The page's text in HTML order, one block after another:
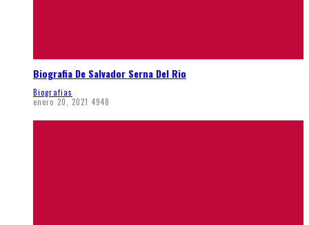
Biografia De Salvador Serna Del Rio
Biografias
enero 20, 2021 4948